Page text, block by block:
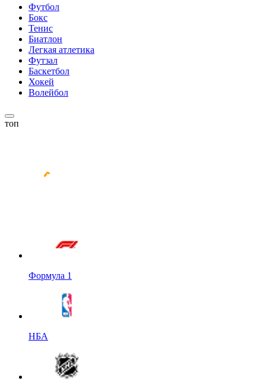
Футбол
Бокс
Тенис
Биатлон
Легкая атлетика
Футзал
Баскетбол
Хокей
Волейбол
топ
Формула 1
НБА